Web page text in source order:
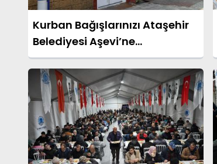
Kurban Bağışlarınızı Ataşehir
Belediyesi Aşevi’ne
Yapabilirsiniz